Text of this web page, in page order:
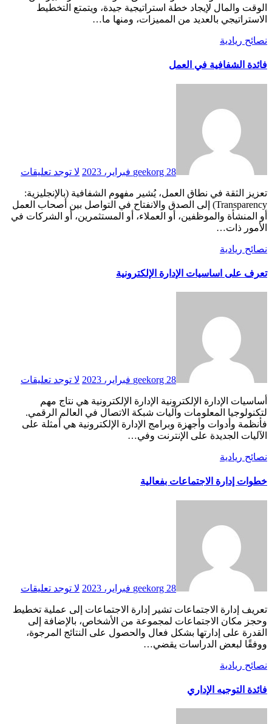
الوقت والمال لإيجاد خطة استراتيجية جيدة، ويتمتع التخطيط
الاستراتيجي بالعديد من المميزات، ومنها ما…
نصائح ريادية
فائدة الشفافية في العمل
geekorg 28 فبراير، 2023 لا توجد تعليقات
تعزيز الثقة في نطاق العمل، يُشير مفهوم الشفافية (بالإنجليزية:
Transparency) إلى الصدق والانفتاح في التواصل بين أصحاب العمل
أو المنشأة والموظفين، أو العملاء، أو المستثمرين، أو الشركات في
الأمور ذات…
نصائح ريادية
تعرف على اساسيات الإدارة الإلكترونية
geekorg 28 فبراير، 2023 لا توجد تعليقات
لتكنولوجيا المعلومات وآليات شبكة الاتصال في العالم الرقمي.
فأنظمة وأدوات وأجهزة وبرامج الإدارة الإلكترونية هي أمثلة على
الآليات الجديدة على الإنترنت وفي…
نصائح ريادية
خطوات إدارة الاجتماعات بفعالية
geekorg 28 فبراير، 2023 لا توجد تعليقات
تعريف إدارة الاجتماعات تشير إدارة الاجتماعات إلى عملية تخطيط
وحجز مكان الاجتماعات لمجموعة من الأشخاص، بالإضافة إلى
القدرة على إدارتها بشكل فعال والحصول على النتائج المرجوة،
ووفقًا لبعض الدراسات يقضي…
نصائح ريادية
فائدة التوجيه الإداري